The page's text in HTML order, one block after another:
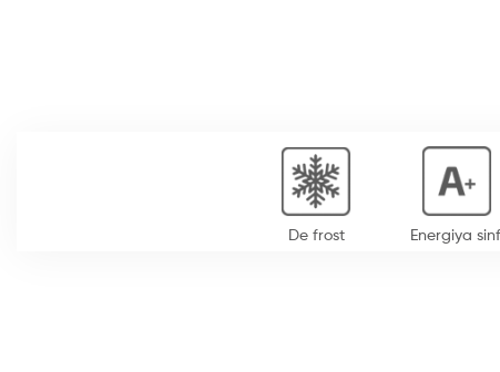
De frost Energiya